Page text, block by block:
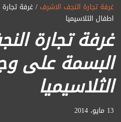
غرفة تجارة النجف الاشرف / غرفة
اطفال الثلاسيميا
غرفة تجارة
البسمة على
الثلاسيميا
13 مايو، 2014